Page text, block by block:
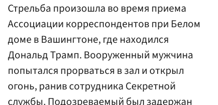
Стрельба произошла во время приема
Ассоциации корреспондентов при Белом
доме в Вашингтоне, где находился
Дональд Трамп. Вооруженный мужчина
попытался прорваться в зал и открыл
огонь, ранив сотрудника Секретной
службы. Подозреваемый был задержан